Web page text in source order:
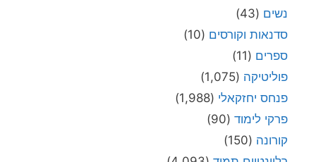
נשים (43)
סדנאות וקורסים (10)
ספרים (11)
פוליטיקה (1,075)
פנחס יחזקאלי (1,988)
פרקי לימוד (90)
קורונה (150)